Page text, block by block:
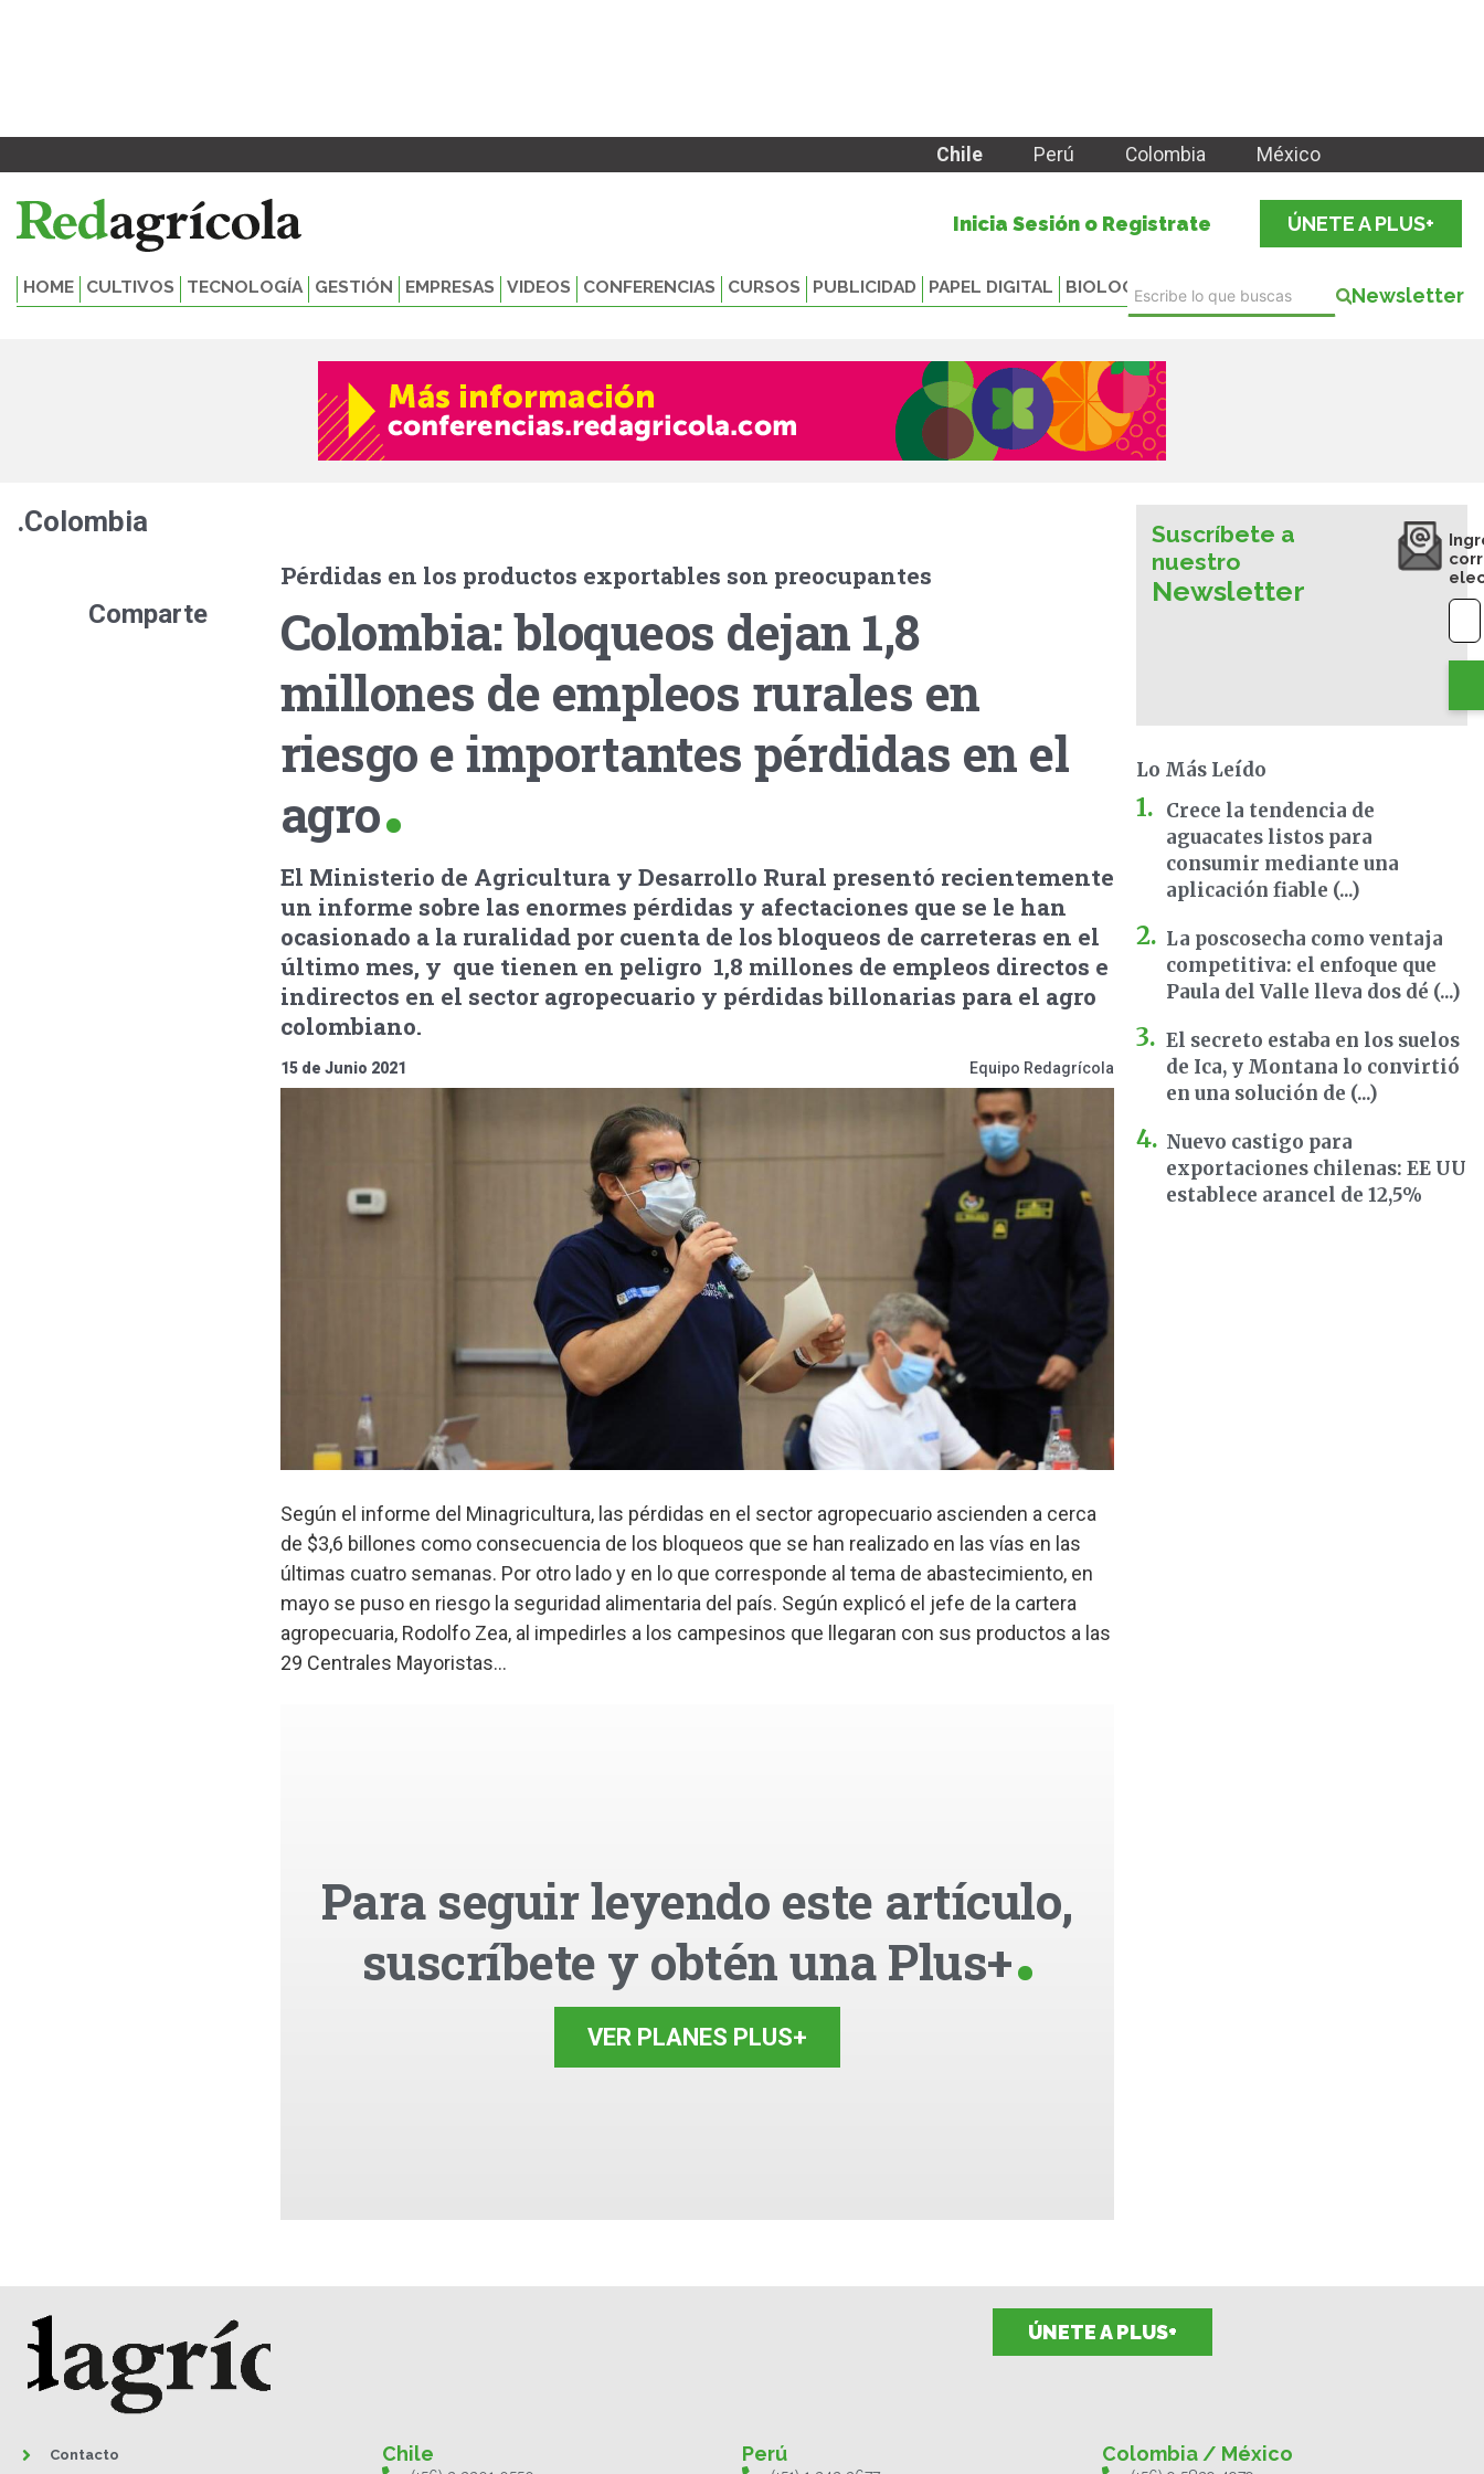
Chile Perú Colombia México
Inicia Sesión o Registrate ÚNETE A PLUS+
HOME CULTIVOS TECNOLOGÍA GESTIÓN EMPRESAS VIDEOS CONFERENCIAS CURSOS PUBLICIDAD PAPEL DIGITAL BIOLOGICALS Newsletter
.Colombia
Comparte
Pérdidas en los productos exportables son preocupantes
Colombia: bloqueos dejan 1,8
millones de empleos rurales en
riesgo e importantes pérdidas en el
agro
El Ministerio de Agricultura y Desarrollo Rural presentó recientemente
un informe sobre las enormes pérdidas y afectaciones que se le han
ocasionado a la ruralidad por cuenta de los bloqueos de carreteras en el
último mes, y que tienen en peligro 1,8 millones de empleos directos e
indirectos en el sector agropecuario y pérdidas billonarias para el agro
colombiano.
15 de Junio 2021 Equipo Redagrícola
Según el informe del Minagricultura, las pérdidas en el sector agropecuario ascienden a cerca
de $3,6 billones como consecuencia de los bloqueos que se han realizado en las vías en las
últimas cuatro semanas. Por otro lado y en lo que corresponde al tema de abastecimiento, en
mayo se puso en riesgo la seguridad alimentaria del país. Según explicó el jefe de la cartera
agropecuaria, Rodolfo Zea, al impedirles a los campesinos que llegaran con sus productos a las
29 Centrales Mayoristas...
Para seguir leyendo este artículo,
suscríbete y obtén una Plus+
VER PLANES PLUS+
Suscríbete a
nuestro
Newsletter
Lo Más Leído
Crece la tendencia de
aguacates listos para
consumir mediante una
aplicación fiable (...)
La poscosecha como ventaja
competitiva: el enfoque que
Paula del Valle lleva dos dé (...)
El secreto estaba en los suelos
de Ica, y Montana lo convirtió
en una solución de (...)
Nuevo castigo para
exportaciones chilenas: EE UU
establece arancel de 12,5%
ÚNETE A PLUS+
Contacto
Chile Perú Colombia / México